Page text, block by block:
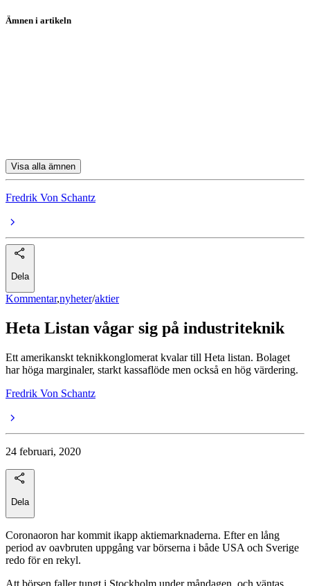
Ämnen i artikeln
Visa alla ämnen
Fredrik Von Schantz
Dela
Kommentar,nyheter/aktier
Heta Listan vågar sig på industriteknik
Ett amerikanskt teknikkonglomerat kvalar till Heta listan. Bolaget
har höga marginaler, starkt kassaflöde men också en hög värdering.
Fredrik Von Schantz
24 februari, 2020
Dela
Coronaoron har kommit ikapp aktiemarknaderna. Efter en lång
period av oavbruten uppgång var börserna i både USA och Sverige
redo för en rekyl.
Att börsen faller tungt i Stockholm under måndagen, och väntas